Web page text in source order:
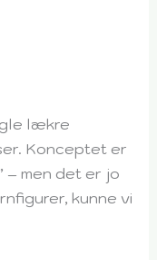
lækre
Konceptet er
– men det er jo
kunne vi